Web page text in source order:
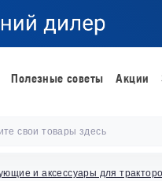
Полезные советы Акции
и аксессуары для